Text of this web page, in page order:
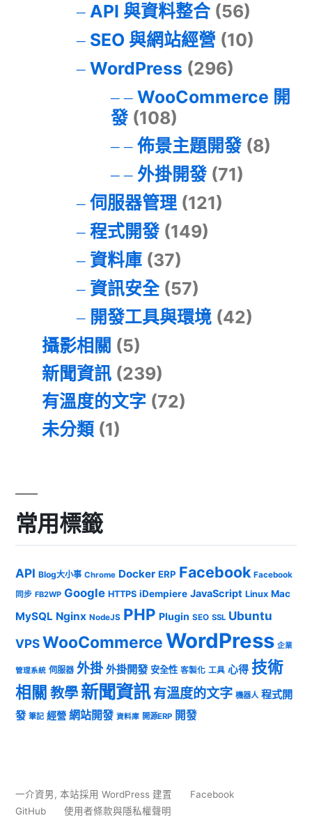
API 與資料整合(56)
SEO 與網站經營 (10)
WordPress (296)
WooCommerce 開
發(108)
佈景主題開發(8)
外掛開發(71)
伺服器管理(121)
程式開發(149)
資料庫(37)
資訊安全(57)
開發工具與環境(42)
攝影相關 (5)
新聞資訊 (239)
有溫度的文字 (72)
未分類 (1)
常用標籤
API Blog大小事 Chrome Docker ERP Facebook Facebook
同步 FB2WP Google HTTPS iDempiere JavaScript Linux Mac
MySQL Nginx NodeJS PHP Plugin SEO SSL Ubuntu
VPSWooCommerceWordPress 企業
管理系統 伺服器 外掛 外掛開發 安全性 客製化 工具 心得 技術
相關 教學 新聞資訊有溫度的文字 機器人 程式開
發 筆記 經營 網站開發 資料庫 開源ERP 開發
一介資男, 本站採用 WordPress 建置
Facebook
GitHub
使用者條款與隱私權聲明